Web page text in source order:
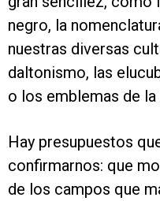
negro, la
nuestras diversas
daltonismo, las
o los emblemas de la
Hay presupuestos
confirmarnos: que
de los campos que